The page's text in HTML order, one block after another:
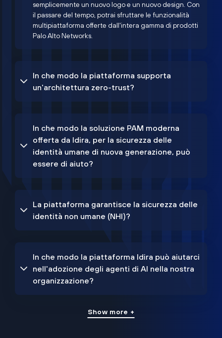
semplicemente un nuovo logo e un nuovo design. Con
il passare del tempo, potrai sfruttare le funzionalità
multipiattaforma offerte dall'intera gamma di prodotti
Palo Alto Networks.
In che modo la piattaforma supporta
un'architettura zero-trust?
In che modo la soluzione PAM moderna
offerta da Idira, per la sicurezza delle
identità umane di nuova generazione, può
essere di aiuto?
La piattaforma garantisce la sicurezza delle
identità non umane (NHI)?
In che modo la piattaforma Idira può aiutarci
nell'adozione degli agenti di AI nella nostra
organizzazione?
Show more +